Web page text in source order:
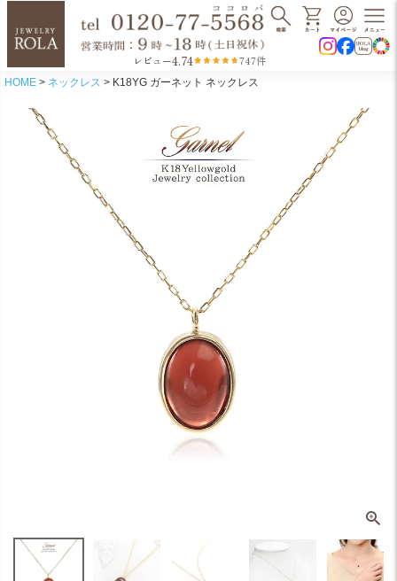
レビュー4.74 747件
HOME ネックレス K18YG ガーネット ネックレス